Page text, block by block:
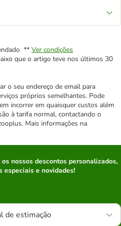
** Ver condições
que o artigo teve nos últimos 30
o seu endereço de email para
próprios semelhantes. Pode
incorrer em quaisquer custos além
à tarifa normal, contactando o
Mais informações na
os nossos descontos personalizados,
especiais e novidades!
de estimação